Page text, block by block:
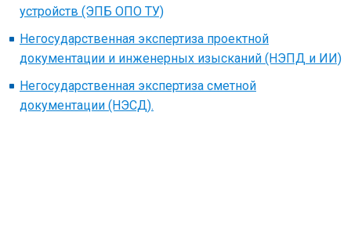
устройств (ЭПБ ОПО ТУ)
Негосударственная экспертиза проектной
документации и инженерных изысканий (НЭПД и ИИ)
Негосударственная экспертиза сметной
документации (НЭСД).